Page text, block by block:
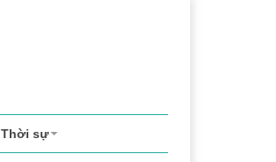
Thời sự